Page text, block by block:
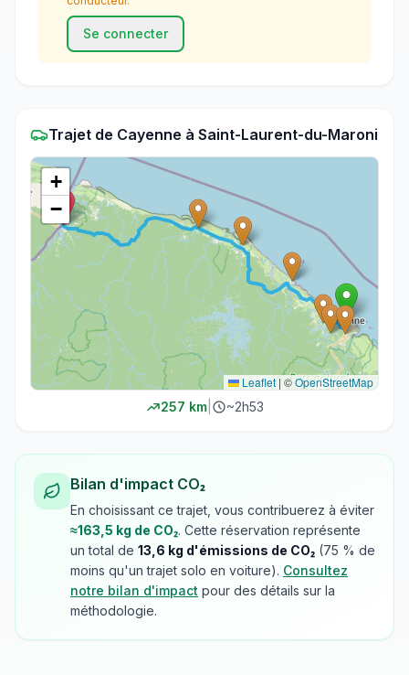
Se connecter
Trajet de Cayenne à Saint-Laurent-du-Maroni
+
−
Leaflet | ©OpenStreetMap
257 km| ~2h53
Bilan d'impact CO₂
En choisissant ce trajet, vous contribuerez à éviter
≈163,5 kg de CO₂. Cette réservation représente
un total de 13,6 kg d'émissions de CO₂ (75 % de
moins qu'un trajet solo en voiture). Consultez
notre bilan d'impact pour des détails sur la
méthodologie.